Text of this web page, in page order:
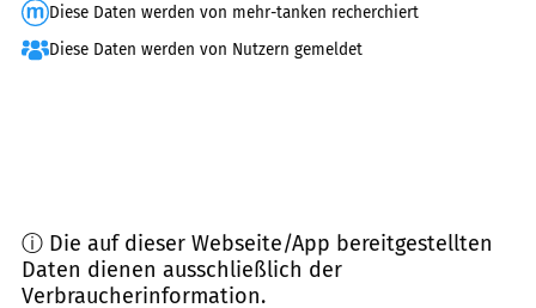
Diese Daten werden von mehr-tanken recherchiert
Diese Daten werden von Nutzern gemeldet
ⓘ Die auf dieser Webseite/App bereitgestellten
Daten dienen ausschließlich der
Verbraucherinformation.